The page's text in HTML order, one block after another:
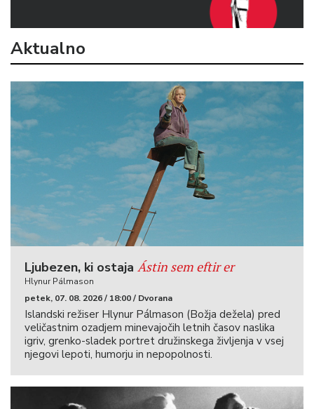
Aktualno
Ljubezen, ki ostaja Ástin sem eftir er
Hlynur Pálmason
petek, 07. 08. 2026 / 18:00 / Dvorana
Islandski režiser Hlynur Pálmason (Božja dežela) pred
veličastnim ozadjem minevajočih letnih časov naslika
igriv, grenko-sladek portret družinskega življenja v vsej
njegovi lepoti, humorju in nepopolnosti.